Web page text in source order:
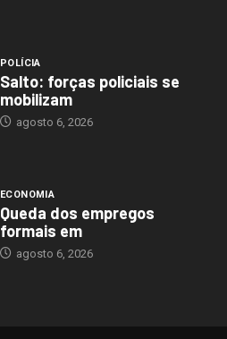
POLÍCIA
Salto: forças policiais se
mobilizam
agosto 6, 2026
ECONOMIA
Queda dos empregos
formais em
agosto 6, 2026